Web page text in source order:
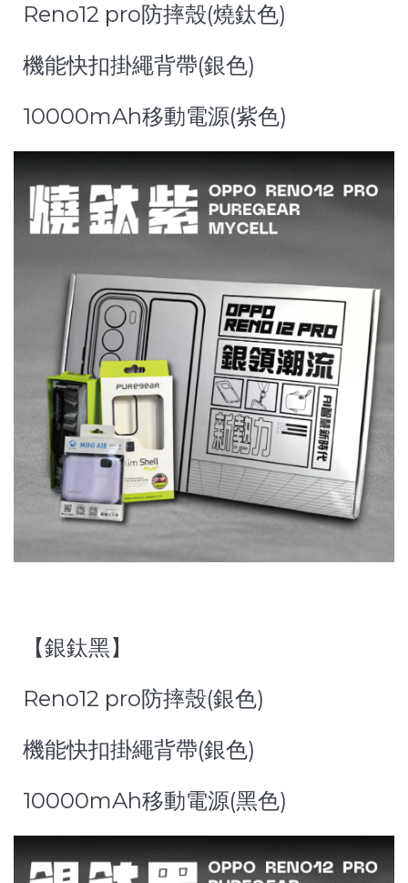
Reno12 pro防摔殼(燒鈦色)
機能快扣掛繩背帶(銀色)
10000mAh移動電源(紫色)
【銀鈦黑】
Reno12 pro防摔殼(銀色)
機能快扣掛繩背帶(銀色)
10000mAh移動電源(黑色)